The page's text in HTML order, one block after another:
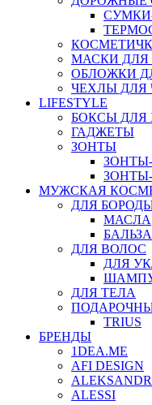
МАСКИ ДЛЯ
ОБЛОЖКИ
ЧЕХЛЫ ДЛЯ
LIFESTYLE
БОКСЫ ДЛЯ
ГАДЖЕТЫ
ЗОНТЫ
МУЖСКАЯ
ДЛЯ
МАСЛА
ДЛЯ ВОЛОС
ДЛЯ
ДЛЯ ТЕЛА
TRIUS
БРЕНДЫ
1DEA.ME
AFI DESIGN
ALESSI